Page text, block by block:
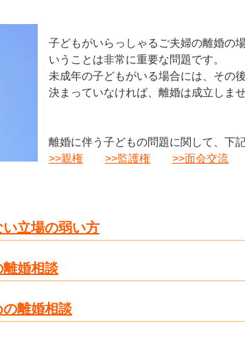
子どもがいらっしゃるご夫婦の離婚の
いうことは非常に重要な問題です。
未成年の子どもがいる場合には、その
決まっていなければ、離婚は成立しませ
離婚に伴う子どもの問題に関して、下
>>親権
>>監護権 >>面会交流
立場の弱い方
婚相談
離婚相談